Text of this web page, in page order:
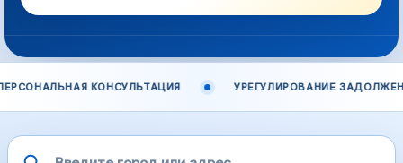
КОНСУЛЬТАЦИЯ УРЕГУЛИРОВАНИЕ